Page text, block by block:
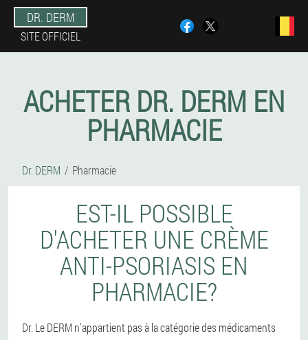
DR. DERM
SITE OFFICIEL
ACHETER DR. DERM EN
PHARMACIE
Dr. DERM Pharmacie
EST-IL POSSIBLE
D'ACHETER UNE CRÈME
ANTI-PSORIASIS EN
PHARMACIE?
Dr. Le DERM n'appartient pas à la catégorie des médicaments